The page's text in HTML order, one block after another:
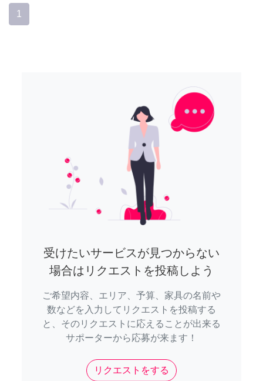
1
受けたいサービスが見つからない
場合はリクエストを投稿しよう
ご希望内容、エリア、予算、家具の名前や
数などを入力してリクエストを投稿する
と、そのリクエストに応えることが出来る
サポーターから応募が来ます！
リクエストをする